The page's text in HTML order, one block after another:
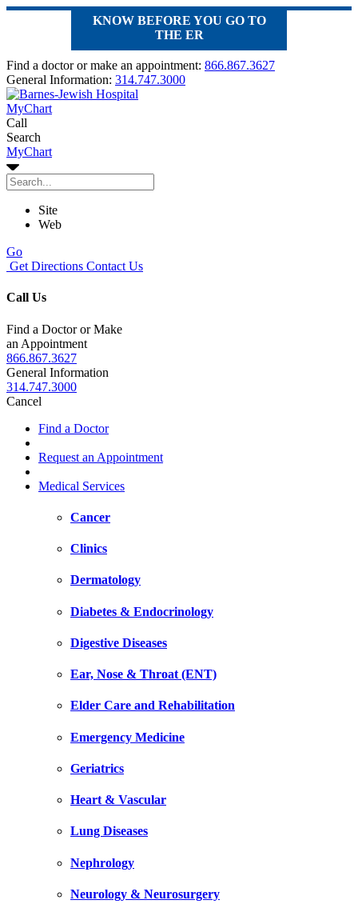
KNOW BEFORE YOU GO TO
THE ER
Find a doctor or make an appointment: 866.867.3627
General Information: 314.747.3000
MyChart
Call
Search
MyChart
Site
Web
Go
Get Directions Contact Us
Call Us
Find a Doctor or Make
an Appointment
866.867.3627
General Information
314.747.3000
Cancel
Find a Doctor
Request an Appointment
Medical Services
Cancer
Clinics
Dermatology
Diabetes & Endocrinology
Digestive Diseases
Ear, Nose & Throat (ENT)
Elder Care and Rehabilitation
Emergency Medicine
Geriatrics
Heart & Vascular
Lung Diseases
Nephrology
Neurology & Neurosurgery